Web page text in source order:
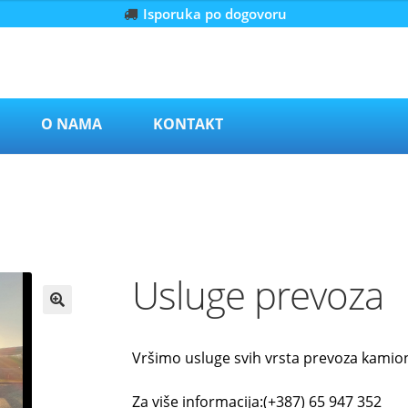
Isporuka po dogovoru
O NAMA KONTAKT
Usluge prevoza
Vršimo usluge svih vrsta prevoza
Za više informacija:(+387) 65 947 352